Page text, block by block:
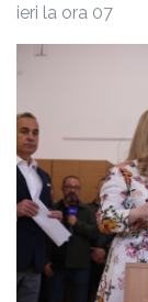
ieri la ora 07